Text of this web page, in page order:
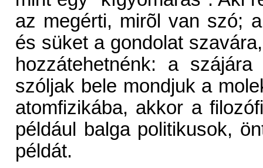
az megérti, mirõl van szó;
és süket a gondolat
hozzátehetnénk: a
szóljak bele mondjuk a
atomfizikába, akkor a
például balga politikusok,
példát.